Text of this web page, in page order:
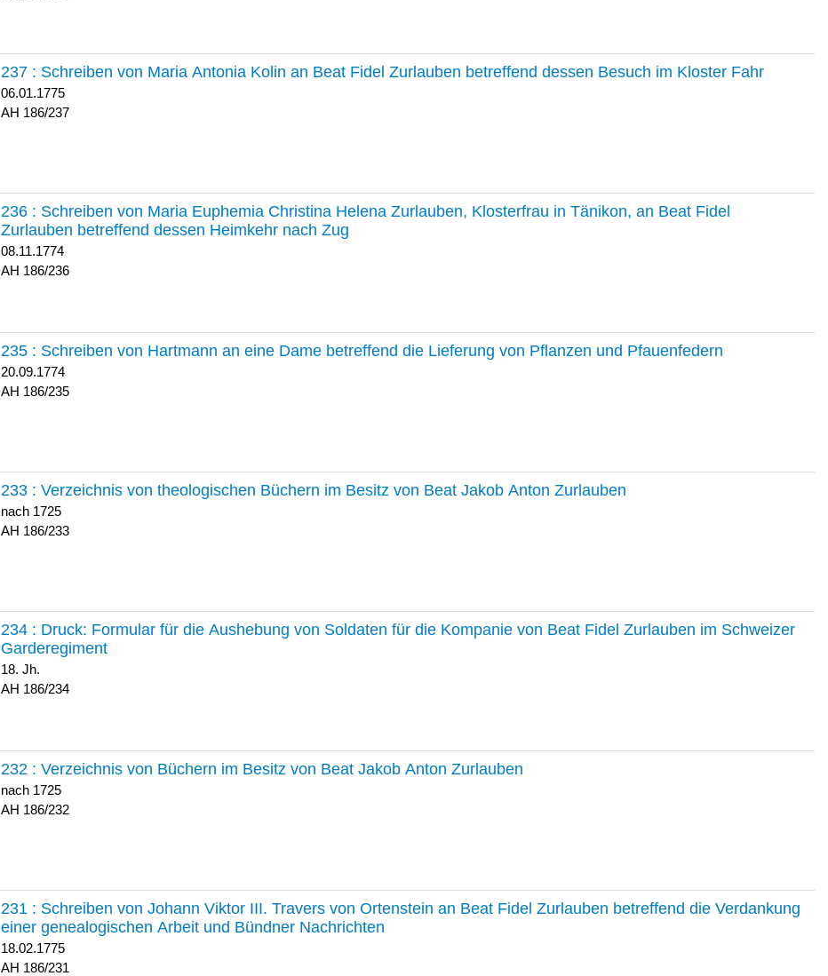
237 : Schreiben von Maria Antonia Kolin an Beat Fidel Zurlauben betreffend dessen Besuch im Kloster Fahr
06.01.1775
186/237
236 : Schreiben von Maria Euphemia Christina Helena Zurlauben, Klosterfrau in Tänikon, an Beat Fidel
Zurlauben betreffend dessen Heimkehr nach Zug
08.11.1774
186/236
235 : Schreiben von Hartmann an eine Dame betreffend die Lieferung von Pflanzen und Pfauenfedern
20.09.1774
186/235
233 : Verzeichnis von theologischen Büchern im Besitz von Beat Jakob Anton Zurlauben
nach 1725
186/233
234 : Druck: Formular für die Aushebung von Soldaten für die Kompanie von Beat Fidel Zurlauben im Schweizer
Garderegiment
18. Jh.
186/234
232 : Verzeichnis von Büchern im Besitz von Beat Jakob Anton Zurlauben
nach 1725
186/232
231 : Schreiben von Johann Viktor III. Travers von Ortenstein an Beat Fidel Zurlauben betreffend die Verdankung
einer genealogischen Arbeit und Bündner Nachrichten
18.02.1775
186/231